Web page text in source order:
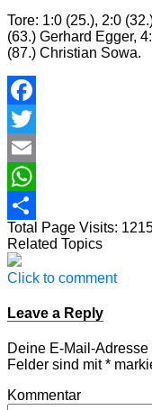
Tore: 1:0 (25.), 2:0
(63.) Gerhard Egger,
(87.) Christian Sowa.
Facebook
Twitter
Email
WhatsApp
Teilen
Total Page Visits:
Related Topics
Click to comment
Leave a Reply
Deine E-Mail-
Felder sind mit*
Kommentar